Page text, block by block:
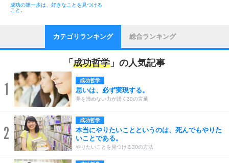
成功の第一歩は、好きなことを見つける
こと。
カテゴリランキング 総合ランキング
「 成功哲学 」の人気記事
1 成功哲学
思いは、必ず実現する。
夢を諦めない力が湧く30の言葉
2
成功哲学
本当にやりたいことというのは、死んでもやりた
いことである。
やりたいことを見つける30の方法